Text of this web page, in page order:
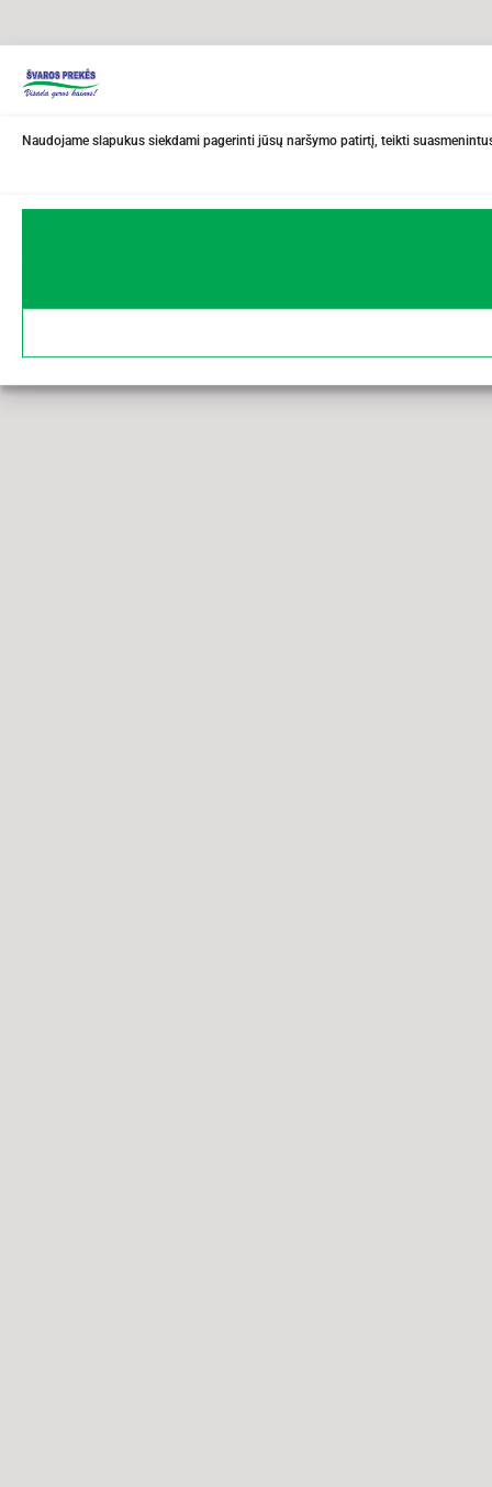
Naudojame slapukus siekdami pagerinti jūsų naršymo patirtį, teikti